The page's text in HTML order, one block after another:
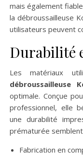
mais également
la débroussailleuse
utilisateurs peuvent
Durabilité
Les matériaux
débroussailleuse
optimale. Conçue
professionnel, elle
une durabilité
prématurée
Fabrication en